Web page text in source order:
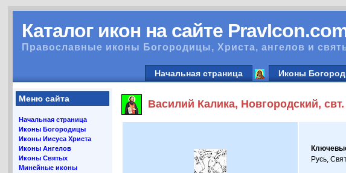
Каталог икон на сайте
Православные иконы Богородицы, Христа, ангелов и
Начальная страница Иконы
Меню сайта
Начальная страница
Иконы Богородицы
Иконы Иисуса Христа
Иконы Ангелов
Иконы Святых
Минейные иконы
Василий Калика, Новгородский, свт.
Русь,